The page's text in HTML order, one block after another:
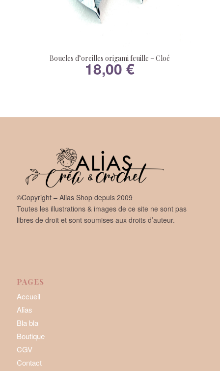
Boucles d’oreilles origami feuille – Cloé
18,00€
©Copyright – Alias Shop depuis 2009
Toutes les illustrations & images de ce site ne sont pas
libres de droit et sont soumises aux droits d’auteur.
PAGES
Accueil
Alias
Bla bla
Boutique
CGV
Contact